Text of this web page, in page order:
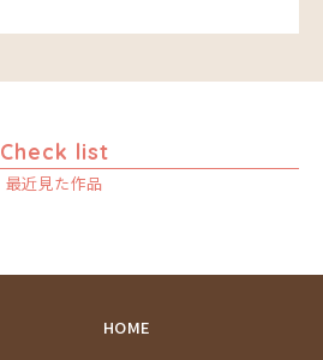
Check list
最近見た作品
HOME